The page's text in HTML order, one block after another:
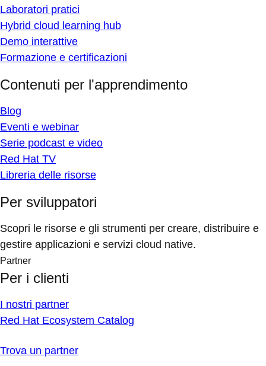
Laboratori pratici
Hybrid cloud learning hub
Demo interattive
Formazione e certificazioni
Contenuti per l'apprendimento
Blog
Eventi e webinar
Serie podcast e video
Red Hat TV
Libreria delle risorse
Per sviluppatori
Scopri le risorse e gli strumenti per creare, distribuire e
gestire applicazioni e servizi cloud native.
Partner
Per i clienti
I nostri partner
Red Hat Ecosystem Catalog
Trova un partner